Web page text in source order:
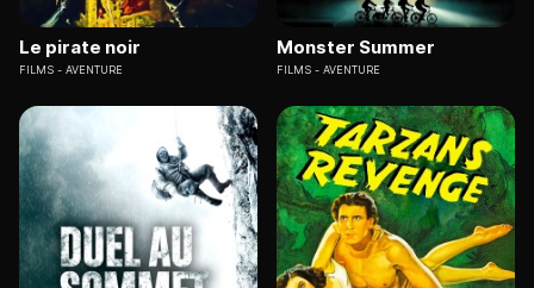
Le pirate noir
FILMS AVENTURE
Monster Summer
FILMS AVENTURE